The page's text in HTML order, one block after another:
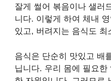
잘게 썰어 볶음이나 샐러
니다. 이렇게 하여 체내
있고, 버려지는 음식도 최
음식은 단순히 맛있고 배
닙니다. 우리 몸에 필요